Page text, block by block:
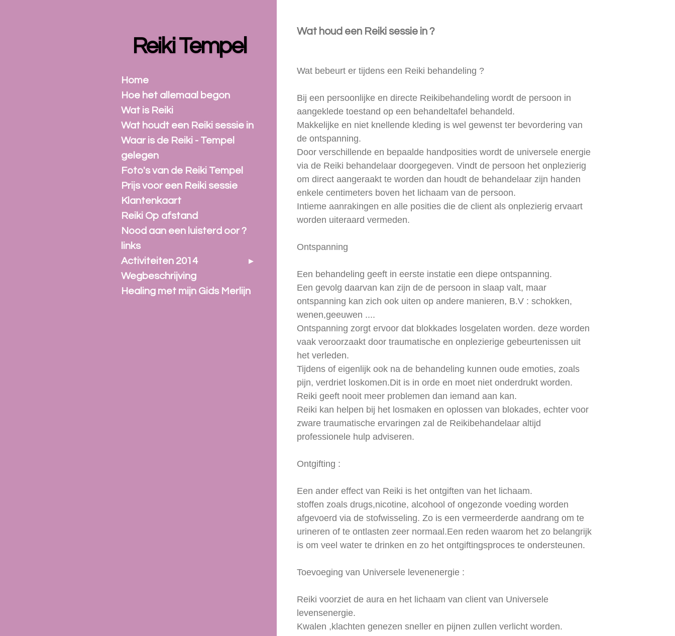
Wat houd een Reiki sessie in ?
Wat bebeurt er tijdens een Reiki behandeling ?
Bij een persoonlijke en directe Reikibehandeling wordt de persoon in
aangeklede toestand op een behandeltafel behandeld.
Makkelijke en niet knellende kleding is wel gewenst ter bevordering van
de ontspanning.
Door verschillende en bepaalde handposities wordt de universele energie
via de Reiki behandelaar doorgegeven. Vindt de persoon het onplezierig
om direct aangeraakt te worden dan houdt de behandelaar zijn handen
enkele centimeters boven het lichaam van de persoon.
Intieme aanrakingen en alle posities die de client als onplezierig ervaart
worden uiteraard vermeden.
Ontspanning
Een behandeling geeft in eerste instatie een diepe ontspanning.
Een gevolg daarvan kan zijn de de persoon in slaap valt, maar
ontspanning kan zich ook uiten op andere manieren, B.V : schokken,
wenen,geeuwen ....
Ontspanning zorgt ervoor dat blokkades losgelaten worden. deze worden
vaak veroorzaakt door traumatische en onplezierige gebeurtenissen uit
het verleden.
Tijdens of eigenlijk ook na de behandeling kunnen oude emoties, zoals
pijn, verdriet loskomen.Dit is in orde en moet niet onderdrukt worden.
Reiki geeft nooit meer problemen dan iemand aan kan.
Reiki kan helpen bij het losmaken en oplossen van blokades, echter voor
zware traumatische ervaringen zal de Reikibehandelaar altijd
professionele hulp adviseren.
Ontgifting :
Een ander effect van Reiki is het ontgiften van het lichaam.
stoffen zoals drugs,nicotine, alcohool of ongezonde voeding worden
afgevoerd via de stofwisseling. Zo is een vermeerderde aandrang om te
urineren of te ontlasten zeer normaal.Een reden waarom het zo belangrijk
is om veel water te drinken en zo het ontgiftingsproces te ondersteunen.
Toevoeging van Universele levenenergie :
Reiki voorziet de aura en het lichaam van client van Universele
levensenergie.
Kwalen ,klachten genezen sneller en pijnen zullen verlicht worden.
Reiki Tempel
Home
Hoe het allemaal begon
Wat is Reiki
Wat houdt een Reiki sessie in
Waar is de Reiki - Tempel
gelegen
Foto's van de Reiki Tempel
Prijs voor een Reiki sessie
Klantenkaart
Reiki Op afstand
Nood aan een luisterd oor ?
links
Activiteiten 2014
Wegbeschrijving
Healing met mijn Gids Merlijn